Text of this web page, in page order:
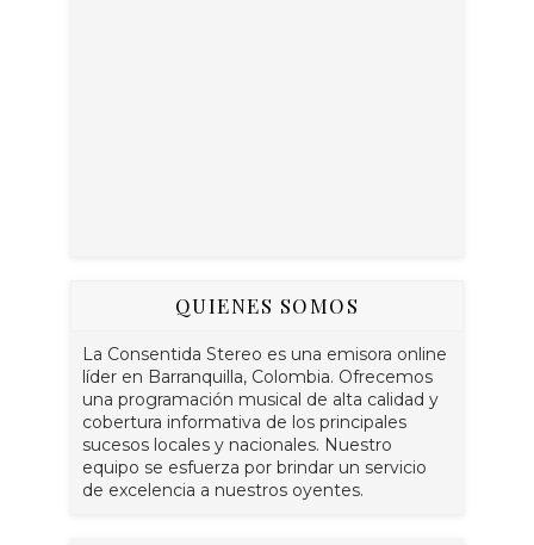
QUIENES SOMOS
La Consentida Stereo es una emisora online
líder en Barranquilla, Colombia. Ofrecemos
una programación musical de alta calidad y
cobertura informativa de los principales
sucesos locales y nacionales. Nuestro
equipo se esfuerza por brindar un servicio
de excelencia a nuestros oyentes.